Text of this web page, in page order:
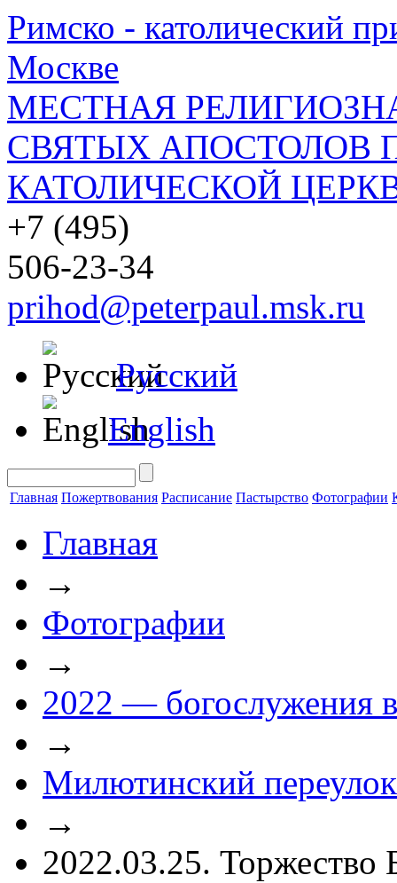
Римско - католический
Москве
МЕСТНАЯ
СВЯТЫХ АПОСТОЛОВ
КАТОЛИЧЕСКОЙ
+7 (495)
506-23-34
prihod@peterpaul.msk.ru
Русский
English
Главная Пожертвования Расписание Пастырство Фотографии
Главная
→
Фотографии
→
2022 — богослужения
→
Милютинский
→
2022.03.25. Торжество